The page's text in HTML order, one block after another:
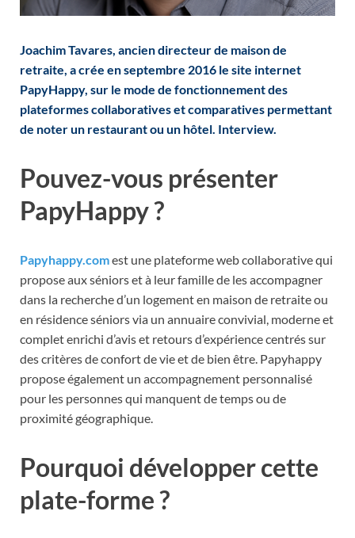
Joachim Tavares, ancien directeur de maison de
retraite, a crée en septembre 2016 le site internet
PapyHappy, sur le mode de fonctionnement des
plateformes collaboratives et comparatives permettant
de noter un restaurant ou un hôtel. Interview.
Pouvez-vous présenter
PapyHappy ?
Papyhappy.comest une plateforme web collaborative qui
propose aux séniors et à leur famille de les accompagner
dans la recherche d’un logement en maison de retraite ou
en résidence séniors via un annuaire convivial, moderne et
complet enrichi d’avis et retours d’expérience centrés sur
des critères de confort de vie et de bien être. Papyhappy
propose également un accompagnement personnalisé
pour les personnes qui manquent de temps ou de
proximité géographique.
Pourquoi développer cette
plate-forme ?